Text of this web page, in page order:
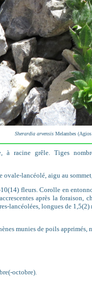
Sherardia arvensis Melambes
racine grêle. Tiges
lancéolé, aigu au
fleurs. Corolle en
après la foraison,
lancéolées, longues de
munies de poils apprimés,
octobre).